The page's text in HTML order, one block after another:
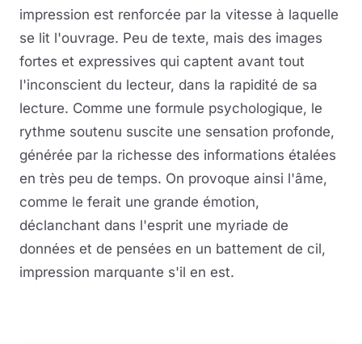
impression est renforcée par la vitesse à laquelle
se lit l'ouvrage. Peu de texte, mais des images
fortes et expressives qui captent avant tout
l'inconscient du lecteur, dans la rapidité de sa
lecture. Comme une formule psychologique, le
rythme soutenu suscite une sensation profonde,
générée par la richesse des informations étalées
en très peu de temps. On provoque ainsi l'âme,
comme le ferait une grande émotion,
déclanchant dans l'esprit une myriade de
données et de pensées en un battement de cil,
impression marquante s'il en est.